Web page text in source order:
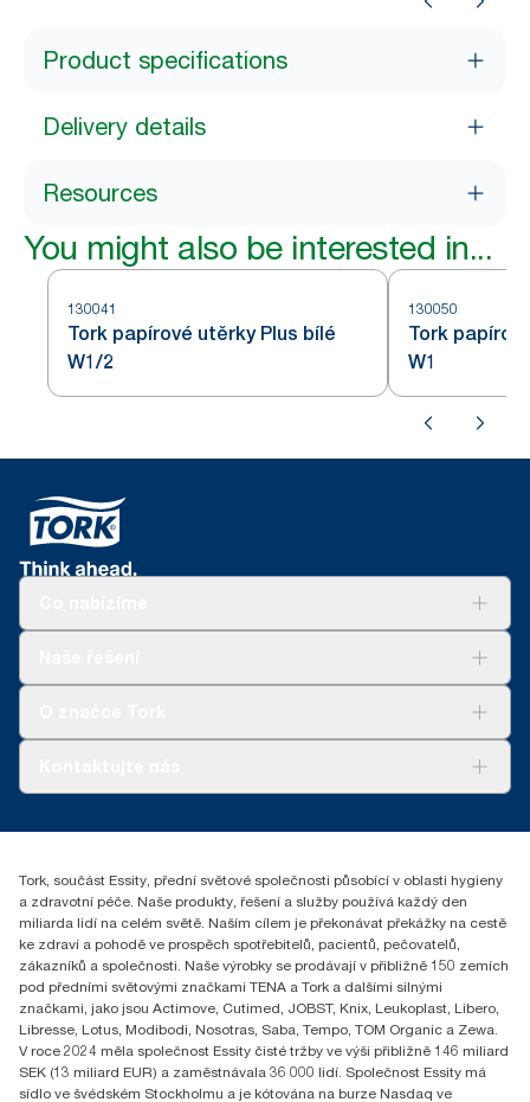
Product specifications
Delivery details
Resources
You might also be interested in...
130041
Tork papírové utěrky Plus bílé
W1/2
130050
Tork
W1
reception.prague@essity.com
Praha 8, Karlin, Sokolovská 100/94
186 00 Česká republika
Tork, součást Essity, přední světové společnosti působící v oblasti hygieny
a zdravotní péče. Naše produkty, řešení a služby používá každý den
miliarda lidí na celém světě. Naším cílem je překonávat překážky na cestě
ke zdraví a pohodě ve prospěch spotřebitelů, pacientů, pečovatelů,
zákazníků a společnosti. Naše výrobky se prodávají v přibližně 150 zemích
pod předními světovými značkami TENA a Tork a dalšími silnými
značkami, jako jsou Actimove, Cutimed, JOBST, Knix, Leukoplast, Libero,
Libresse, Lotus, Modibodi, Nosotras, Saba, Tempo, TOM Organic a Zewa.
V roce 2024 měla společnost Essity čisté tržby ve výši přibližně 146 miliard
SEK (13 miliard EUR) a zaměstnávala 36 000 lidí. Společnost Essity má
sídlo ve švédském Stockholmu a je kótována na burze Nasdaq ve